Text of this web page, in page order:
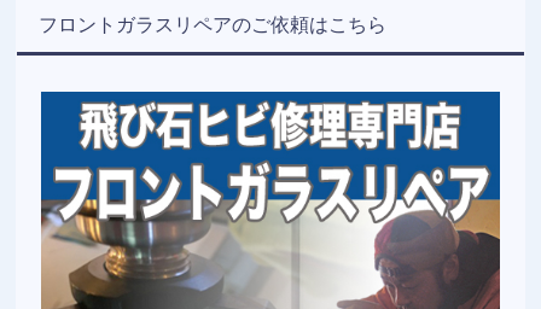
フロントガラスリペアのご依頼はこちら